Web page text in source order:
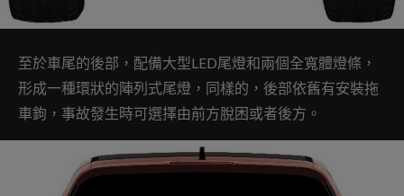
至於車尾的後部，配備大型LED尾燈和兩個全寬體燈條，
形成一種環狀的陣列式尾燈，同樣的，後部依舊有安裝拖
車鉤，事故發生時可選擇由前方脫困或者後方。